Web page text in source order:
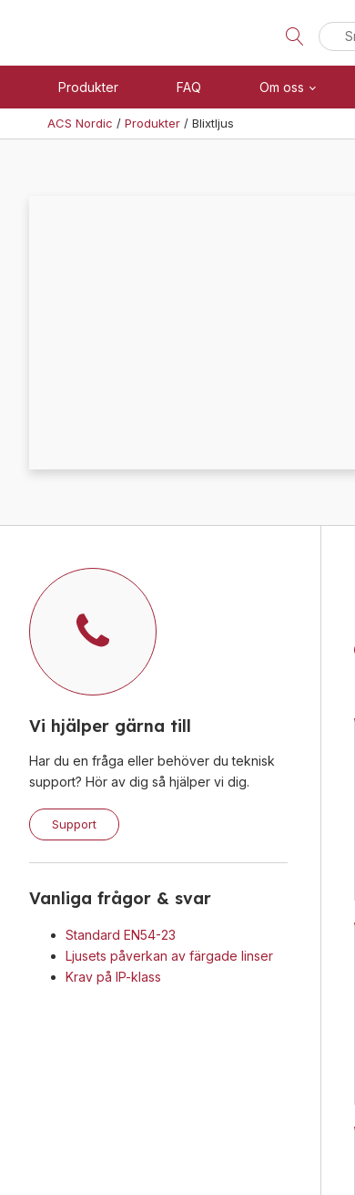
Sök
efter:
Produkter FAQ Om oss
ACS Nordic / Produkter / Blixtljus
Vi hjälper gärna till
Har du en fråga eller behöver du teknisk
support? Hör av dig så hjälper vi dig.
Support
Vanliga frågor & svar
Standard EN54-23
Ljusets påverkan av färgade linser
Krav på IP-klass